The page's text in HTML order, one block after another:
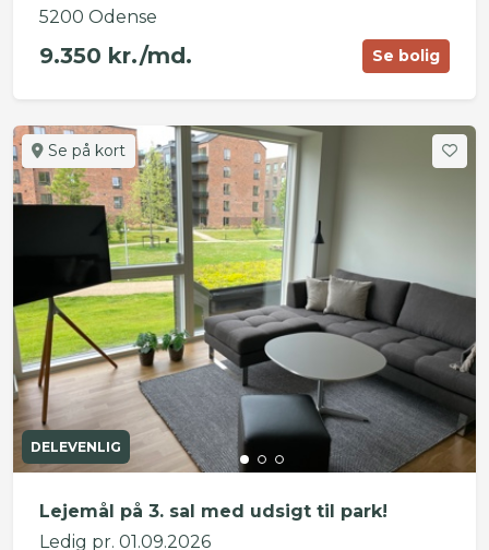
5200 Odense
9.350 kr./md. Se bolig
Se på kort
DELEVENLIG
Lejemål på 3. sal med udsigt til park!
Ledig pr. 01.09.2026